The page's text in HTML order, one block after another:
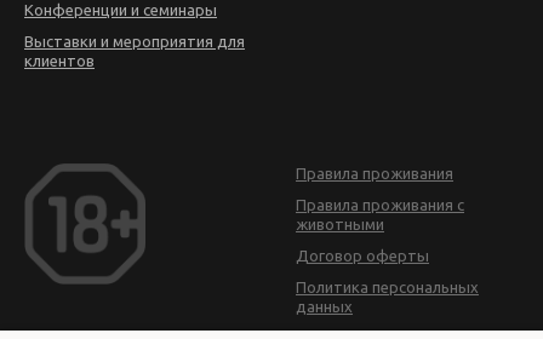
Конференции и семинары
Выставки и мероприятия для
клиентов
Правила проживания
Правила проживания с
животными
Договор оферты
Политика персональных
данных